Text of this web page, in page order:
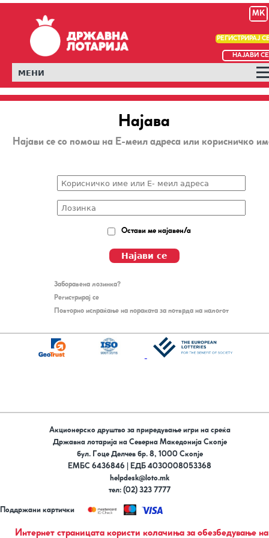
MK
РЕГИСТРИРАЈ
НАЈАВИ СЕ
МЕНИ
Интернет страницата користи колачиња за обезбедување на
Најава
Најави се со помош на Е-меил адреса или корисничко
Остави ме најавен/а
Заборавена лозинка?
Регистрирај се
Повторно испраќање на пораката за потврда на налогот
Акционерско друштво за приредување игри на среќа
Државна лотарија на Северна Македонија Скопје
бул. Гоце Делчев бр. 8, 1000 Скопје
ЕМБС 6436846 | ЕДБ 4030008053368
helpdesk@loto.mk
тел: (02) 323 7777
Поддржани картички